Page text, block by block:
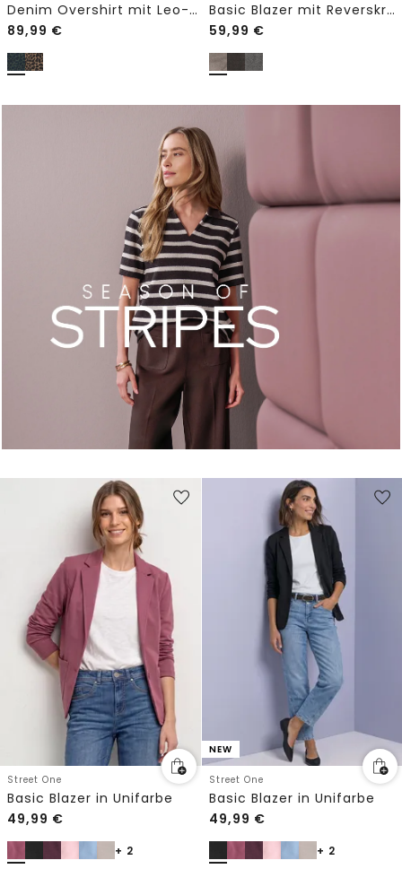
Denim Overshirt mit Leo-Muster
89,99 €
Basic Blazer mit Reverskragen und Dessin
59,99 €
Street One
Basic Blazer in Unifarbe
49,99 €
+ 2
NEW
Street One
Basic Blazer in Unifarbe
49,99 €
+ 2